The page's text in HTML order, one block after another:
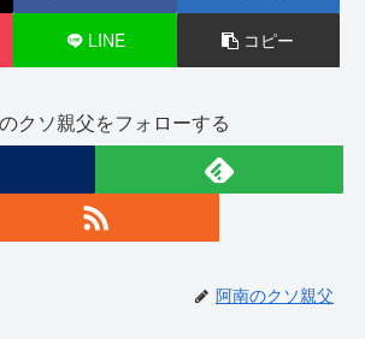
LINE コピー
クソ親父をフォローする
阿南のクソ親父